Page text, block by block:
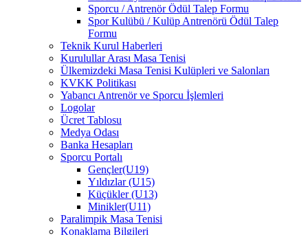
Sporcu / Antrenör Ödül Talep Formu
Spor Kulübü / Kulüp Antrenörü Ödül Talep
Formu
Teknik Kurul Haberleri
Kurulullar Arası Masa Tenisi
Ülkemizdeki Masa Tenisi Kulüpleri ve Salonları
KVKK Politikası
Yabancı Antrenör ve Sporcu İşlemleri
Logolar
Ücret Tablosu
Medya Odası
Banka Hesapları
Sporcu Portalı
Gençler(U19)
Yıldızlar (U15)
Küçükler (U13)
Minikler(U11)
Paralimpik Masa Tenisi
Konaklama Bilgileri